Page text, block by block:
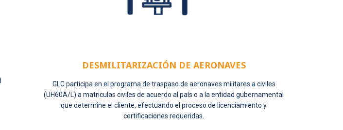
DESMILITARIZACIÓN DE AERONAVES
GLC participa en el programa de traspaso de aeronaves militares a civiles
(UH60A/L) a matriculas civiles de acuerdo al país o a la entidad gubernamental
que determine el cliente, efectuando el proceso de licenciamiento y
certificaciones requeridas.